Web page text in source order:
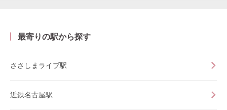
最寄りの駅から探す
ささしまライブ駅
近鉄名古屋駅